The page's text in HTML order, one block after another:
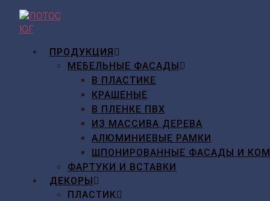
Перейти
содержимому
ПРОДУКЦИЯ
МЕБЕЛЬНЫЕ ФАСАДЫ
В ПЛАСТИКЕ
КРАШЕНЫЕ
В ПЛЕНКЕ ПВХ
ИЗ МАССИВА ДЕРЕВА
АЛЮМИНИЕВЫЕ РАМКИ
ШПОНИРОВАННЫЕ ФАСАДЫ И
ФАРТУКИ И ВСТАВКИ
ДЕКОРЫ
ПЛАСТИК